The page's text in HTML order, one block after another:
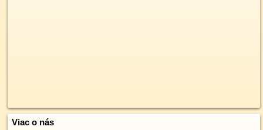
Viac o nás